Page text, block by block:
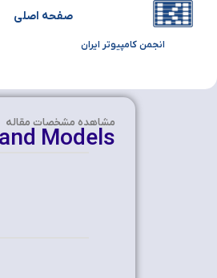
انجمن کامپیوتر ایران
صفحه اصلی
مشاهده‌ مشخصات مقاله
Models